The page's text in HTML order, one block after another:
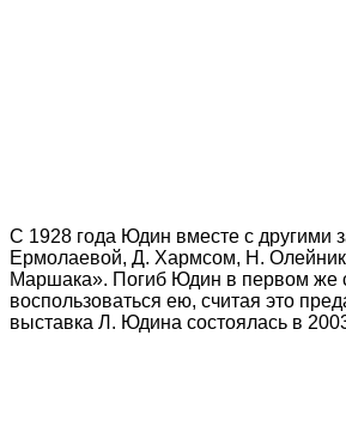
С 1928 года Юдин вместе с
Ермолаевой, Д. Хармсом, Н.
Маршака». Погиб Юдин в первом же
воспользоваться ею, считая это
выставка Л. Юдина состоялась в